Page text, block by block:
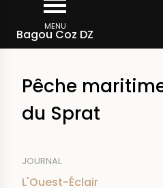
main
MENU
Bagou Coz DZ
Breadcrumb
Pêche
du Sprat
JOURNAL
L'Ouest-Éclair